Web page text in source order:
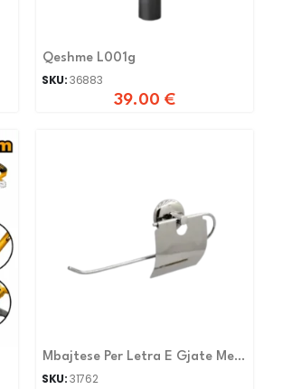
Qeshme L001g
SKU:36883
39.00 €
Mbajtese Per Letra E Gjate Me
Kapak Aks009
SKU:31762